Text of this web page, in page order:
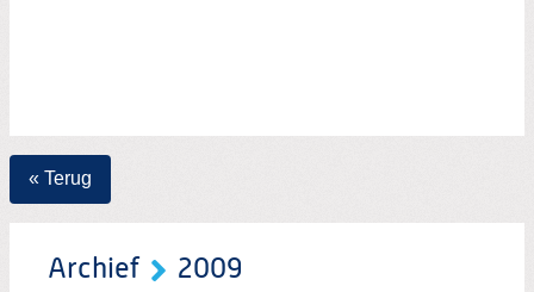
« Terug
Archief 2009